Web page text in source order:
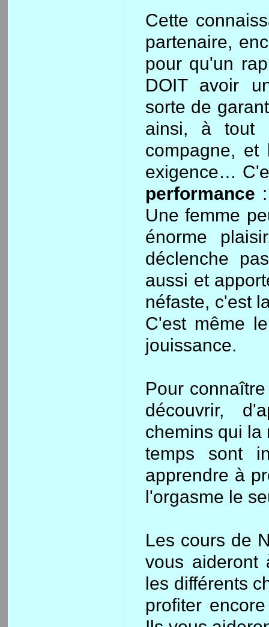
Cette
partenaire,
pour qu'un
DOIT avoir
sorte de
ainsi, à tout
compagne,
exigence…
performance
Une femme
énorme
déclenche
aussi et
néfaste, c'est
C'est même
jouissance.
Pour
découvrir,
chemins qui la
temps sont
apprendre à
l'orgasme le
Les cours de
vous aideront
les différents
profiter